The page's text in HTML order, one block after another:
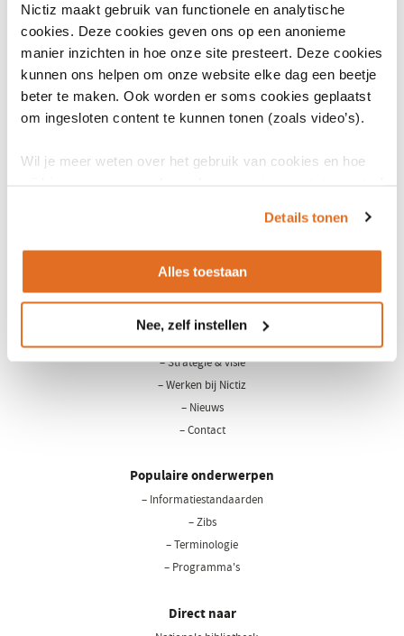
Nictiz maakt gebruik van functionele en analytische
cookies. Deze cookies geven ons op een anonieme
manier inzichten in hoe onze site presteert. Deze cookies
kunnen ons helpen om onze website elke dag een beetje
beter te maken. Ook worden er soms cookies geplaatst
om ingesloten content te kunnen tonen (zoals video’s).
Wil je meer weten over het gebruik van cookies en hoe
Details tonen
Alles toestaan
Nee, zelf instellen
LinkedInYoutube
– Strategie & visie
– Werken bij Nictiz
– Nieuws
– Contact
Populaire onderwerpen
– Informatiestandaarden
– Zibs
– Terminologie
– Programma's
Direct naar